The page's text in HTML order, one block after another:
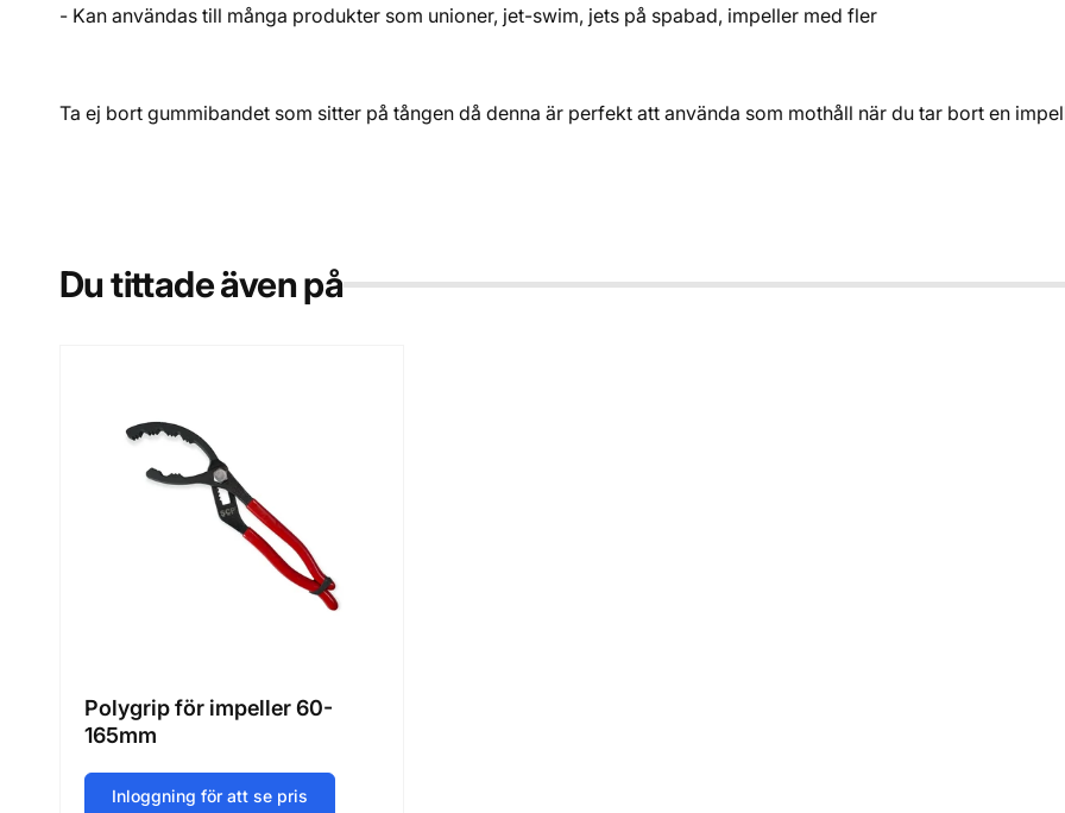
- Kan användas till många produkter som unioner, jet-swim, jets på spabad, impeller med fler
Ta ej bort gummibandet som sitter på tången då denna är perfekt att använda som mothåll när du tar bort en
Du tittade även på
Polygrip för impeller 60-
165mm
Inloggning för att se pris